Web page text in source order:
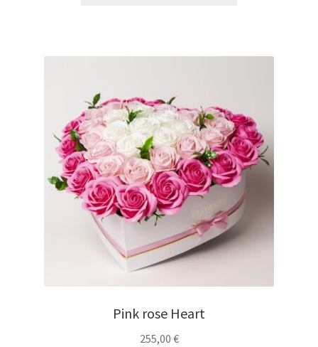
Pink rose Heart
255,00 €